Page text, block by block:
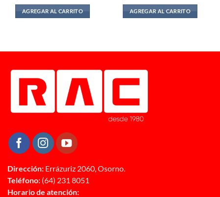
original
era:
$2.099.990.$1.699.990.
AGREGAR AL CARRITO
original
era:
$1.799.990.
AGREGAR AL CARRITO
Dirección: Errázuriz 2060, Osorno.
Teléfono: (64) 231 8051
Horario de atención: